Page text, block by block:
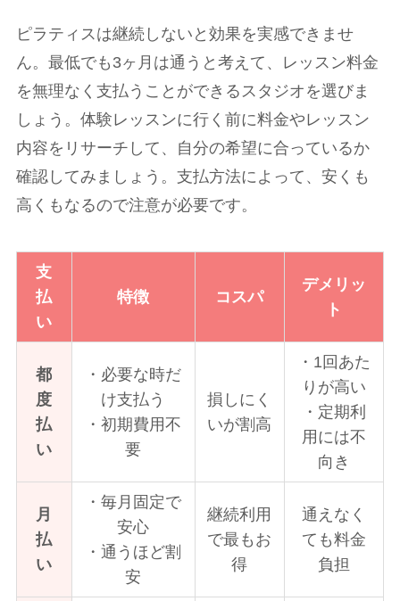
ピラティスは継続しないと効果を実感できませ
ん。最低でも3ヶ月は通うと考えて、レッスン料金
を無理なく支払うことができるスタジオを選びま
しょう。体験レッスンに行く前に料金やレッスン
内容をリサーチして、自分の希望に合っているか
確認してみましょう。支払方法によって、安くも
高くもなるので注意が必要です。
支
払
い
特徴 コスパ
デメリッ
ト
都
度
払
い
・必要な時だ
け支払う
・初期費用不
要
損しにく
いが割高
・1回あた
りが高い
・定期利
用には不
向き
月
払
い
・毎月固定で
安心
・通うほど割
安
継続利用
で最もお
得
通えなく
ても料金
負担